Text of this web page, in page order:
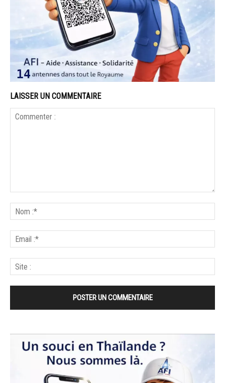
LAISSER UN COMMENTAIRE